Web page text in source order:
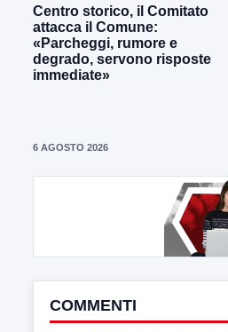
Centro storico, il Comitato
attacca il Comune:
«Parcheggi, rumore e
degrado, servono risposte
immediate»
6 AGOSTO 2026
COMMENTI